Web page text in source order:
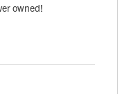
owned!